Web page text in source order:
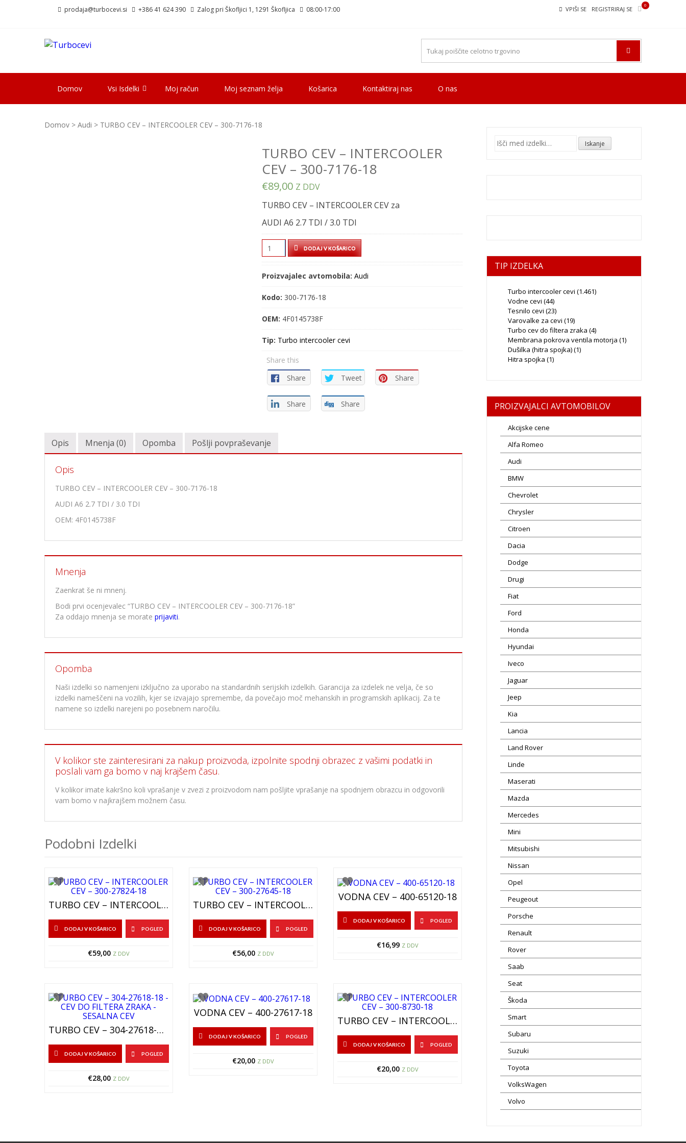
prodaja@turbocevi.si +386 41 624 390 Zalog pri Škofljici 1, 1291 Škofljica 08:00-17:00 VPIŠI SE REGISTRIRAJ SE
0
Domov Vsi Isdelki Moj račun Moj seznam želja Košarica Kontaktiraj nas O nas
Domov > Audi > TURBO CEV – INTERCOOLER CEV – 300-7176-18
TURBO CEV – INTERCOOLER
CEV – 300-7176-18
€89,00 Z DDV
TURBO CEV – INTERCOOLER CEV za
AUDI A6 2.7 TDI / 3.0 TDI
TURBO
CEV
INTERCOOLER
CEV
–
300-
7176-
18
quantity
DODAJ V KOŠARICO
Proizvajalec avtomobila: Audi
Kodo: 300-7176-18
OEM: 4F0145738F
Tip: Turbo intercooler cevi
Share this
Share
Tweet Share
Share Share
Opis Mnenja (0) Opomba Pošlji povpraševanje
Opis
TURBO CEV – INTERCOOLER CEV – 300-7176-18
AUDI A6 2.7 TDI / 3.0 TDI
OEM: 4F0145738F
Mnenja
Zaenkrat še ni mnenj.
Bodi prvi ocenjevalec “TURBO CEV – INTERCOOLER CEV – 300-7176-18”
Za oddajo mnenja se morate prijaviti.
Opomba
Naši izdelki so namenjeni izključno za uporabo na standardnih serijskih izdelkih. Garancija za izdelek ne velja, če so
izdelki nameščeni na vozilih, kjer se izvajajo spremembe, da povečajo moč mehanskih in programskih aplikacij. Za te
namene so izdelki narejeni po posebnem naročilu.
V kolikor ste zainteresirani za nakup proizvoda, izpolnite spodnji obrazec z vašimi podatki in
poslali vam ga bomo v naj krajšem času.
V kolikor imate kakršno koli vprašanje v zvezi z proizvodom nam pošljite vprašanje na spodnjem obrazcu in odgovorili
vam bomo v najkrajšem možnem času.
Podobni Izdelki
TURBO CEV – INTERCOOLER CEV – 301-27824-18
DODAJ V KOŠARICO POGLED
€59,00 Z DDV
TURBO CEV – INTERCOOLER CEV – 300-27645-18
DODAJ V KOŠARICO POGLED
€56,00 Z DDV
VODNA CEV – 400-65120-18
DODAJ V KOŠARICO POGLED
€16,99 Z DDV
TURBO CEV – 304-27618-18 – CEV DO FILTERA ZRAKA – SESALNA CEV
DODAJ V KOŠARICO POGLED
€28,00 Z DDV
VODNA CEV – 400-27617-18
DODAJ V KOŠARICO POGLED
€20,00 Z DDV
TURBO CEV – INTERCOOLER CEV – 300-8730-18
DODAJ V KOŠARICO POGLED
€20,00 Z DDV
Išči: Iskanje
TIP IZDELKA
Turbo intercooler cevi (1.461)
Vodne cevi (44)
Tesnilo cevi (23)
Varovalke za cevi (19)
Turbo cev do filtera zraka (4)
Membrana pokrova ventila motorja (1)
Dušilka (hitra spojka)(1)
Hitra spojka (1)
PROIZVAJALCI AVTOMOBILOV
Akcijske cene
Alfa Romeo
Audi
BMW
Chevrolet
Chrysler
Citroen
Dacia
Dodge
Drugi
Fiat
Ford
Honda
Hyundai
Iveco
Jaguar
Jeep
Kia
Lancia
Land Rover
Linde
Maserati
Mazda
Mercedes
Mini
Mitsubishi
Nissan
Opel
Peugeout
Porsche
Renault
Rover
Saab
Seat
Škoda
Smart
Subaru
Suzuki
Toyota
VolksWagen
Volvo